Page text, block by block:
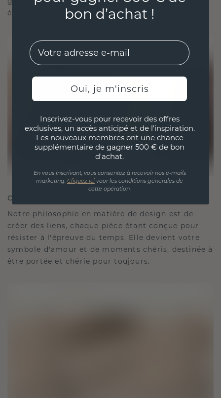
éthiques qu'exquis.
CRÉÉ POUR LA CONNEXION
Notre philosophie en matière de design est de
créer des liens, chaque pièce étant conçue pour
résister à l'épreuve du temps. Elle devient votre
symbole d'amour et de moments chéris, destinée à
être portée et chérie pour toujours.
bon d’achat !
EMail
Oui, je m'inscris
Inscrivez-vous pour recevoir des offres
exclusives, un accès anticipé et de l'inspiration.
Les nouveaux membres ont une chance
supplémentaire de gagner 500 € de bon
d'achat.
En vous inscrivant, vous consentez à recevoir nos e-mails
marketing. Cliquez ici voor les conditions générales de
cette opération.